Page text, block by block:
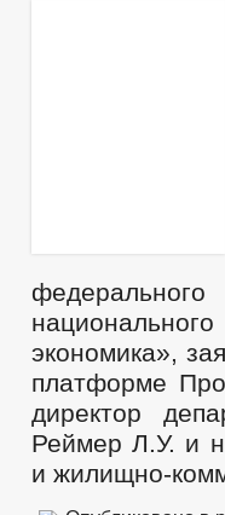
Объекты для
Сведения о льготах,
Объекты,
Информационные
Индивидуальные
Число замещенных
Оборот товаров,
Финансово-
Закупка товаров,
Совет по
Виды
Перечень
Местные налоги
Статистические данные
Нотариальные дела
Сход граждан
Комиссии
Рабочая группа АНК
Рабочая группа АТК
Рабочая группа ДНВ
Тарифная комиссия
Рабочая группа по
экономика»,
платформе
директор
Реймер Л.У. и
и жилищно-